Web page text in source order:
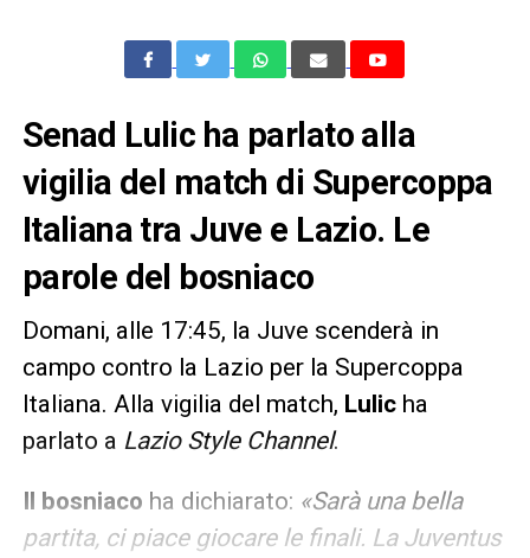
Senad Lulic ha parlato alla
vigilia del match di Supercoppa
Italiana tra Juve e Lazio. Le
parole del bosniaco
Domani, alle 17:45, la Juve scenderà in
campo contro la Lazio per la Supercoppa
Italiana. Alla vigilia del match, Lulicha
parlato a Lazio Style Channel.
Il bosniaco ha dichiarato: «Sarà una bella
partita, ci piace giocare le finali. La Juventus